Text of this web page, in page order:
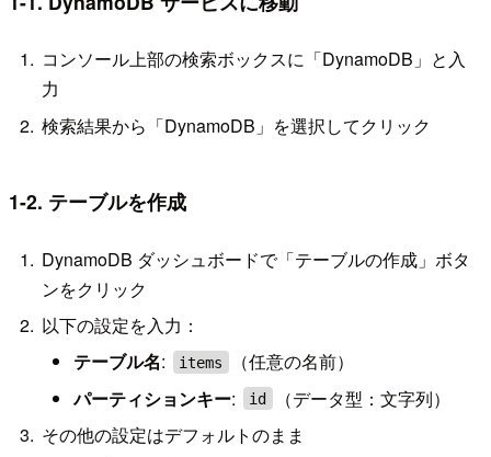
コンソール上部の検索ボックスに「DynamoDB」と入
力
検索結果から「DynamoDB」を選択してクリック
1-2. テーブルを作成
DynamoDB ダッシュボードで「テーブルの作成」ボタ
ンをクリック
以下の設定を入力：
テーブル名: items
（任意の名前）
パーティションキー: id
（データ型：文字列）
その他の設定はデフォルトのまま